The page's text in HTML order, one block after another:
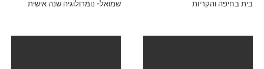
בית בחיפה והקריות
שמואל- נומרולוגיה שנה אישית